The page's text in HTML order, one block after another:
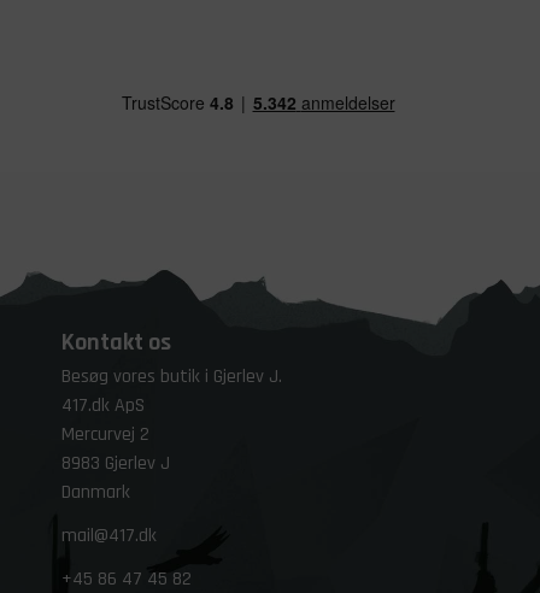
Kontakt os
Besøg vores butik i Gjerlev J.
417.dk ApS
Mercurvej 2
8983 Gjerlev J
Danmark
mail@417.dk
+45 86 47 45 82